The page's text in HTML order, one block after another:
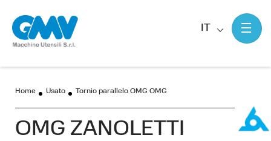
IT
Home Usato Tornio parallelo OMG OMG
OMG ZANOLETTI